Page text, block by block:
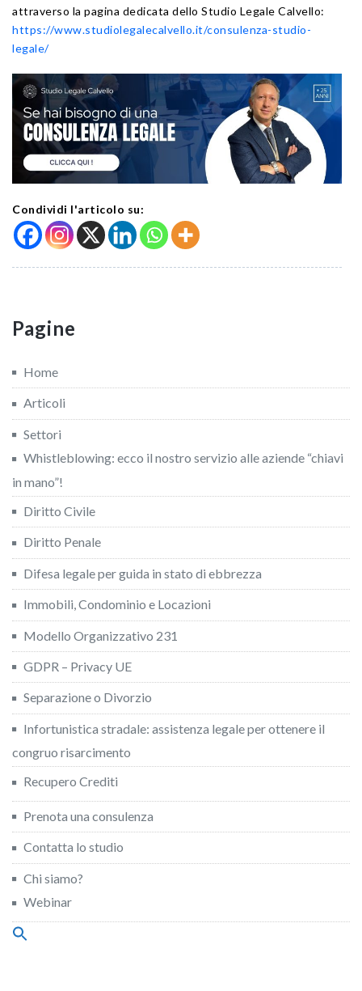
attraverso la pagina dedicata dello Studio Legale Calvello:
https://www.studiolegalecalvello.it/consulenza-studio-
legale/
Condividi l'articolo su:
Pagine
Home
Articoli
Settori
Whistleblowing: ecco il nostro servizio alle aziende “chiavi
in mano”!
Diritto Civile
Diritto Penale
Difesa legale per guida in stato di ebbrezza
Immobili, Condominio e Locazioni
Modello Organizzativo 231
GDPR – Privacy UE
Separazione o Divorzio
Infortunistica stradale: assistenza legale per ottenere il
congruo risarcimento
Recupero Crediti
Prenota una consulenza
Contatta lo studio
Chi siamo?
Webinar
Search